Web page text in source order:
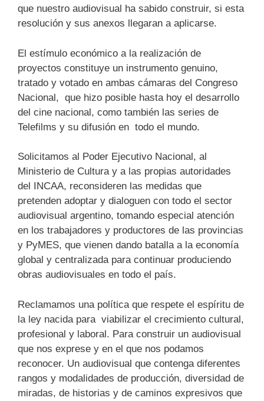
que nuestro audiovisual ha sabido construir, si esta
resolución y sus anexos llegaran a aplicarse.
El estímulo económico a la realización de
proyectos constituye un instrumento genuino,
tratado y votado en ambas cámaras del Congreso
Nacional, que hizo posible hasta hoy el desarrollo
del cine nacional, como también las series de
Telefilms y su difusión en todo el mundo.
Solicitamos al Poder Ejecutivo Nacional, al
Ministerio de Cultura y a las propias autoridades
del INCAA, reconsideren las medidas que
pretenden adoptar y dialoguen con todo el sector
audiovisual argentino, tomando especial atención
en los trabajadores y productores de las provincias
y PyMES, que vienen dando batalla a la economía
global y centralizada para continuar produciendo
obras audiovisuales en todo el país.
Reclamamos una política que respete el espíritu de
la ley nacida para viabilizar el crecimiento cultural,
profesional y laboral. Para construir un audiovisual
que nos exprese y en el que nos podamos
reconocer. Un audiovisual que contenga diferentes
rangos y modalidades de producción, diversidad de
miradas, de historias y de caminos expresivos que